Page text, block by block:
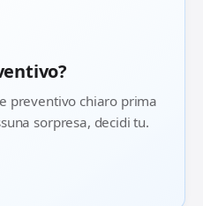
preventivo chiaro prima
sorpresa, decidi tu.